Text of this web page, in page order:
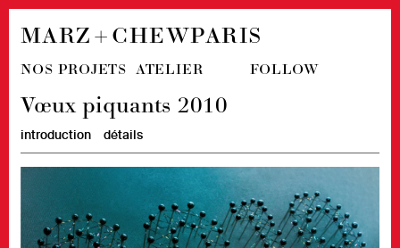
MARZ + CHEWPARIS
NOS PROJETS ATELIER FOLLOW
Vœux piquants 2010
introduction détails